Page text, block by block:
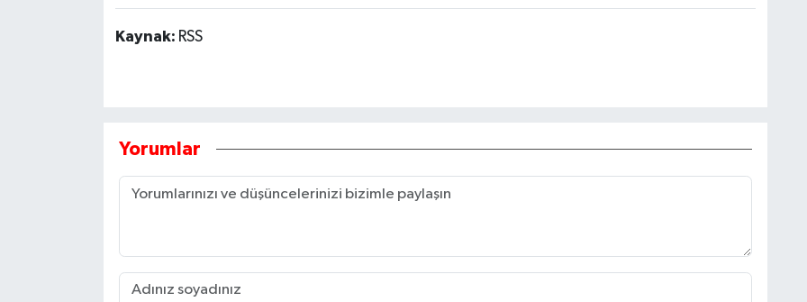
Kaynak: RSS
Yorumlar